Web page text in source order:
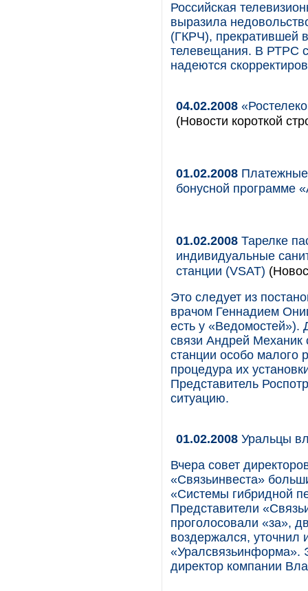
Российская
выразила
(ГКРЧ), прекратившей
телевещания. В РТРС
надеются
04.02.2008
(Новости короткой
01.02.2008
бонусной программе
01.02.2008 Тарелке
индивидуальные
станции (VSAT)
Это следует из
врачом Геннадием
есть у «Ведомостей»).
связи Андрей Механик
станции особо малого
процедура их
Представитель
ситуацию.
01.02.2008 Уральцы
Вчера совет
«Связьинвеста»
«Системы гибридной
Представители
проголосовали «за»,
воздержался, уточнил
«Уралсвязьинформа».
директор компании